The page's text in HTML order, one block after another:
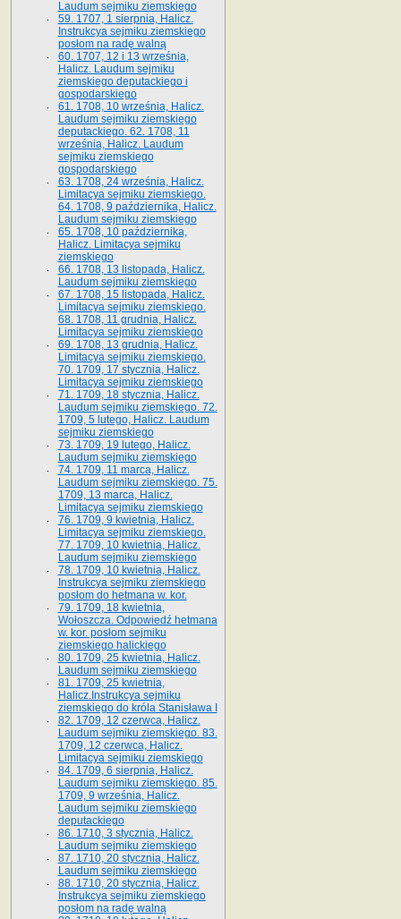
Laudum sejmiku ziemskiego
59. 1707, 1 sierpnia, Halicz.
Instrukcya sejmiku ziemskiego
posłom na radę walną
60. 1707, 12 i 13 września,
Halicz. Laudum sejmiku
ziemskiego deputackiego i
gospodarskiego
61. 1708, 10 września, Halicz.
Laudum sejmiku ziemskiego
deputackiego. 62. 1708, 11
września, Halicz. Laudum
sejmiku ziemskiego
gospodarskiego
63. 1708, 24 września, Halicz.
Limitacya sejmiku ziemskiego.
64. 1708, 9 października, Halicz.
Laudum sejmiku ziemskiego
65­. 1708, 10 października,
Halicz. Limitacya sejmiku
ziemskiego
66. 1708, 13 listopada, Halicz.
Laudum sejmiku ziemskiego
67. 1708, 15 listopada, Halicz.
Limitacya sejmiku ziemskiego.
68. 1708, 11 grudnia, Halicz.
Limitacya sejmiku ziemskiego
69. 1708, 13 grudnia, Halicz.
Limitacya sejmiku ziemskiego.
70. 1709, 17 stycznia, Halicz.
Limitacya sejmiku ziemskiego
71. 1709, 18 stycznia, Halicz.
Laudum sejmiku ziemskiego. 72.
1709, 5 lutego, Halicz. Laudum
sejmiku ziemskiego
73. 1709, 19 lutego, Halicz.
Laudum sejmiku ziemskiego
74. 1709, 11 marca, Halicz.
Laudum sejmiku ziemskiego. 75.
1709, 13 marca, Halicz.
Limitacya sejmiku ziemskiego
76. 1709, 9 kwietnia, Halicz.
Limitacya sejmiku ziemskiego.
77. 1709, 10 kwietnia, Halicz.
Laudum sejmiku ziemskiego
78. 1709, 10 kwietnia, Halicz.
Instrukcya sejmiku ziemskiego
posłom do hetmana w. kor.
79. 1709, 18 kwietnia,
Wołoszcza. Odpowiedź hetmana
w. kor. posłom sejmiku
ziemskiego halickiego
80. 1709, 25 kwietnia, Halicz.
Laudum sejmiku ziemskiego
81. 1709, 25 kwietnia,
Halicz.Instrukcya sejmiku
ziemskiego do króla Stanisława I
82. 1709, 12 czerwca, Halicz.
Laudum sejmiku ziemskiego. 83.
1709, 12 czerwca, Halicz.
Limitacya sejmiku ziemskiego
84. 1709, 6 sierpnia, Halicz.
Laudum sejmiku ziemskiego. 85.
1709, 9 września, Halicz.
Laudum sejmiku ziemskiego
deputackiego
86. 1710, 3 stycznia, Halicz.
Laudum sejmiku ziemskiego
87. 1710, 20 stycznia, Halicz.
Laudum sejmiku ziemskiego
88. 1710, 20 stycznia, Halicz.
Instrukcya sejmiku ziemskiego
posłom na radę walną